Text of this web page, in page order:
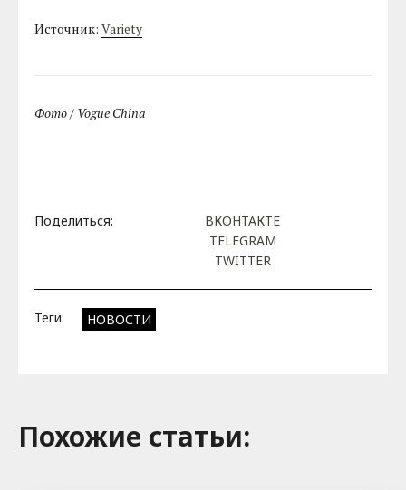
Источник:Variety
Фото / Vogue China
Поделиться:
ВКОНТАКТЕ
TELEGRAM
TWITTER
Теги: НОВОСТИ
Похожие cтатьи: